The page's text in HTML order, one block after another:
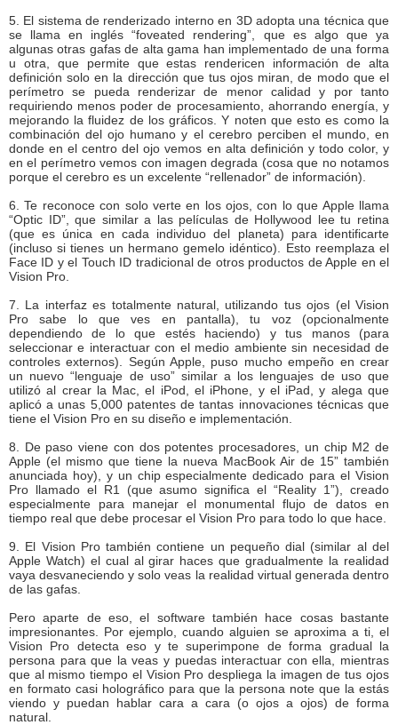
5. El sistema de renderizado interno en 3D adopta una técnica que
se llama en inglés “foveated rendering”, que es algo que ya
algunas otras gafas de alta gama han implementado de una forma
u otra, que permite que estas rendericen información de alta
definición solo en la dirección que tus ojos miran, de modo que el
perímetro se pueda renderizar de menor calidad y por tanto
requiriendo menos poder de procesamiento, ahorrando energía, y
mejorando la fluidez de los gráficos. Y noten que esto es como la
combinación del ojo humano y el cerebro perciben el mundo, en
donde en el centro del ojo vemos en alta definición y todo color, y
en el perímetro vemos con imagen degrada (cosa que no notamos
porque el cerebro es un excelente “rellenador” de información).
6. Te reconoce con solo verte en los ojos, con lo que Apple llama
“Optic ID”, que similar a las películas de Hollywood lee tu retina
(que es única en cada individuo del planeta) para identificarte
(incluso si tienes un hermano gemelo idéntico). Esto reemplaza el
Face ID y el Touch ID tradicional de otros productos de Apple en el
Vision Pro.
7. La interfaz es totalmente natural, utilizando tus ojos (el Vision
Pro sabe lo que ves en pantalla), tu voz (opcionalmente
dependiendo de lo que estés haciendo) y tus manos (para
seleccionar e interactuar con el medio ambiente sin necesidad de
controles externos). Según Apple, puso mucho empeño en crear
un nuevo “lenguaje de uso” similar a los lenguajes de uso que
utilizó al crear la Mac, el iPod, el iPhone, y el iPad, y alega que
aplicó a unas 5,000 patentes de tantas innovaciones técnicas que
tiene el Vision Pro en su diseño e implementación.
8. De paso viene con dos potentes procesadores, un chip M2 de
Apple (el mismo que tiene la nueva MacBook Air de 15” también
anunciada hoy), y un chip especialmente dedicado para el Vision
Pro llamado el R1 (que asumo significa el “Reality 1”), creado
especialmente para manejar el monumental flujo de datos en
tiempo real que debe procesar el Vision Pro para todo lo que hace.
9. El Vision Pro también contiene un pequeño dial (similar al del
Apple Watch) el cual al girar haces que gradualmente la realidad
vaya desvaneciendo y solo veas la realidad virtual generada dentro
de las gafas.
Pero aparte de eso, el software también hace cosas bastante
impresionantes. Por ejemplo, cuando alguien se aproxima a ti, el
Vision Pro detecta eso y te superimpone de forma gradual la
persona para que la veas y puedas interactuar con ella, mientras
que al mismo tiempo el Vision Pro despliega la imagen de tus ojos
en formato casi holográfico para que la persona note que la estás
viendo y puedan hablar cara a cara (o ojos a ojos) de forma
natural.